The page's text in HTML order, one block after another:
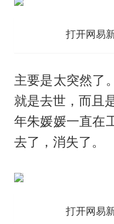
打开网易
主要是太突然了
就是去世，而且
年朱媛媛一直在
去了，消失了。
打开网易